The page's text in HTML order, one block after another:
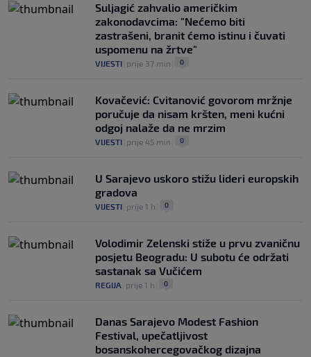
Suljagić zahvalio američkim
zakonodavcima: "Nećemo biti
zastrašeni, branit ćemo istinu i čuvati
uspomenu na žrtve"
VIJESTI prije 37 min 0
Kovačević: Cvitanović govorom mržnje
poručuje da nisam kršten, meni kućni
odgoj nalaže da ne mrzim
VIJESTI prije 45 min 0
U Sarajevo uskoro stižu lideri europskih
gradova
VIJESTI prije 1 h 0
Volodimir Zelenski stiže u prvu zvaničnu
posjetu Beogradu: U subotu će održati
sastanak sa Vučićem
REGIJA prije 1 h 0
Danas Sarajevo Modest Fashion
Festival, upečatljivost
bosanskohercegovačkog dizajna